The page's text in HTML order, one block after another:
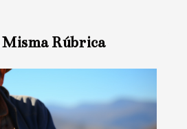
Misma Rúbrica